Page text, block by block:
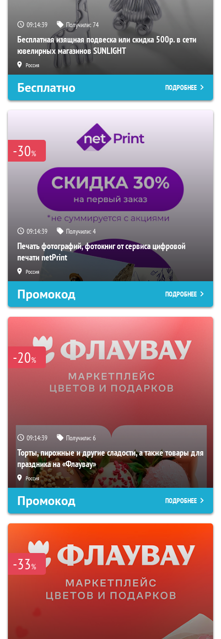
09:14:39 Получили:74
Бесплатная изящная подвеска или скидка 500р. в сети
ювелирных магазинов SUNLIGHT
Россия
Бесплатно ПОДРОБНЕЕ
-30%
09:14:39 Получили:4
Печать фотографий, фотокниг от сервиса цифровой
печати netPrint
Россия
Промокод ПОДРОБНЕЕ
-20%
09:14:39 Получили:6
Торты, пирожные и другие сладости, а также товары для
праздника на «Флаувау»
Россия
Промокод ПОДРОБНЕЕ
-33%